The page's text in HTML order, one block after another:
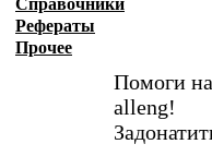
Справочники
Рефераты
Прочее
Помоги
alleng!